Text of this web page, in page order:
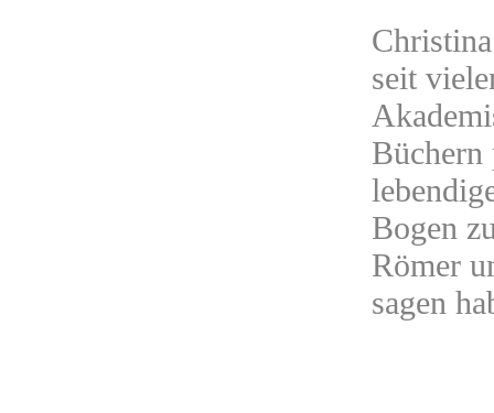
seit
Büchern
Bogen
Römer
sagen